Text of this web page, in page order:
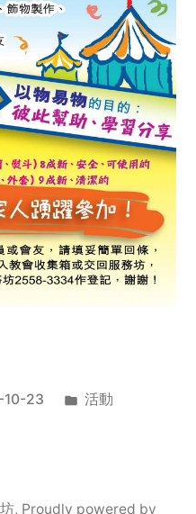
10-23
Posted
活動
, Proudly powered by